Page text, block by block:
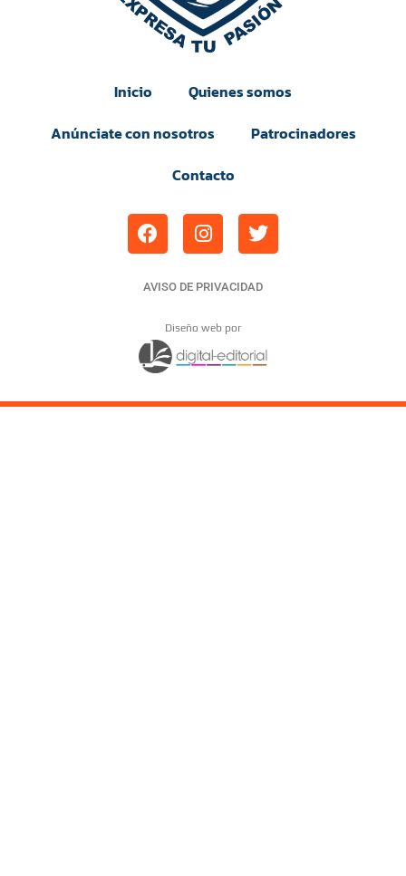
Inicio
Quienes somos
Anúnciate con nosotros
Patrocinadores
Contacto
AVISO DE PRIVACIDAD
Diseño web por